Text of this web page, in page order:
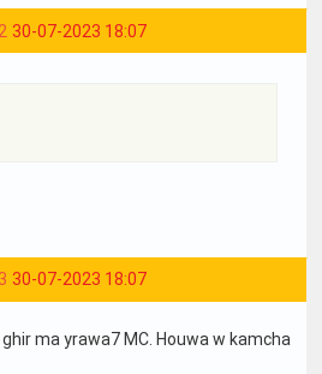
30-07-2023 18:07
30-07-2023 18:07
ma yrawa7 MC. Houwa w kamcha